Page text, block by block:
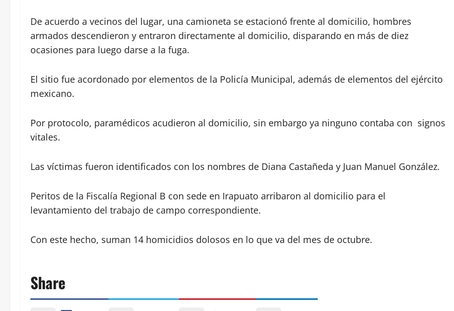
De acuerdo a vecinos del lugar, una camioneta se estacionó frente al domicilio, hombres
armados descendieron y entraron directamente al domicilio, disparando en más de diez
ocasiones para luego darse a la fuga.
El sitio fue acordonado por elementos de la Policía Municipal, además de elementos del ejército
mexicano.
Por protocolo, paramédicos acudieron al domicilio, sin embargo ya ninguno contaba con signos
vitales.
Las víctimas fueron identificados con los nombres de Diana Castañeda y Juan Manuel González.
Peritos de la Fiscalía Regional B con sede en Irapuato arribaron al domicilio para el
levantamiento del trabajo de campo correspondiente.
Con este hecho, suman 14 homicidios dolosos en lo que va del mes de octubre.
Share